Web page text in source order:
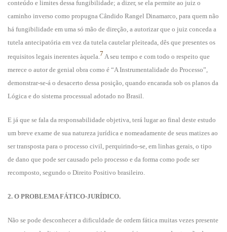
conteúdo e limites dessa fungibilidade; a dizer, se ela permite ao juiz o
caminho inverso como propugna Cândido Rangel Dinamarco, para quem não
há fungibilidade em uma só mão de direção, a autorizar que o juiz conceda a
tutela antecipatória em vez da tutela cautelar pleiteada, dês que presentes os
requisitos legais inerentes àquela.7 A seu tempo e com todo o respeito que
merece o autor de genial obra como é “A Instrumentalidade do Processo”,
demonstrar-se-á o desacerto dessa posição, quando encarada sob os planos da
Lógica e do sistema processual adotado no Brasil.
E já que se fala da responsabilidade objetiva, terá lugar ao final deste estudo
um breve exame de sua natureza jurídica e nomeadamente de seus matizes ao
ser transposta para o processo civil, perquirindo-se, em linhas gerais, o tipo
de dano que pode ser causado pelo processo e da forma como pode ser
recomposto, segundo o Direito Positivo brasileiro.
2. O PROBLEMA FÁTICO-JURÍDICO.
Não se pode desconhecer a dificuldade de ordem fática muitas vezes presente